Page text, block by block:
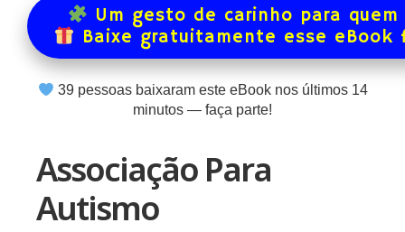
Um gesto de carinho para
Baixe gratuitamente esse
39pessoas baixaram este eBook nos últimos 14
minutos — faça parte!
Associação Para
Autismo